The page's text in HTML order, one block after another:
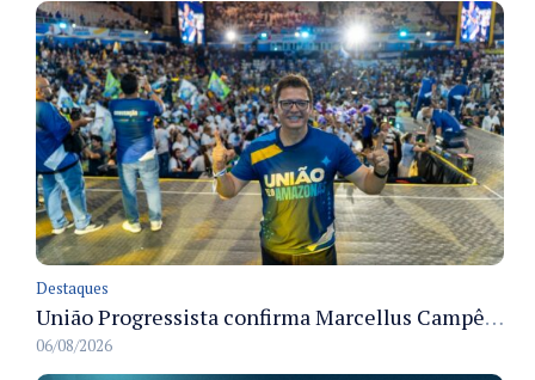
Destaques
União Progressista confirma Marcellus Campêlo como candidato a deputado estadual
06/08/2026